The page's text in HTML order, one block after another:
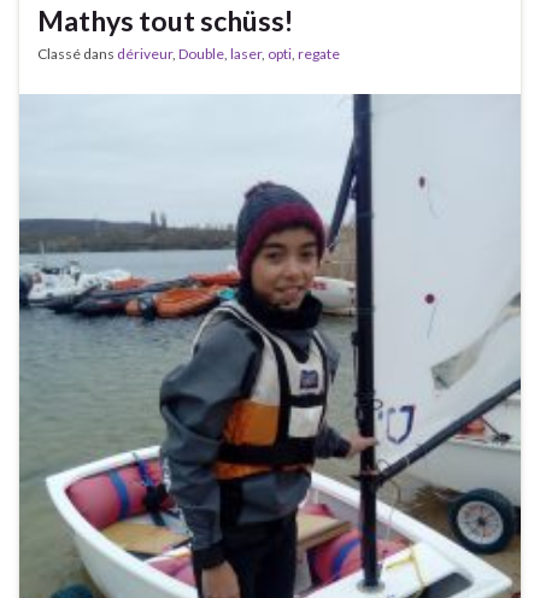
Mathys tout schüss!
Classé dans dériveur, Double laser, opti regate